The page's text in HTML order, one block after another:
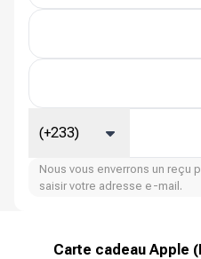
(+233)
Nous vous enverrons un reçu
saisir votre adresse e-mail.
Carte cadeau Apple